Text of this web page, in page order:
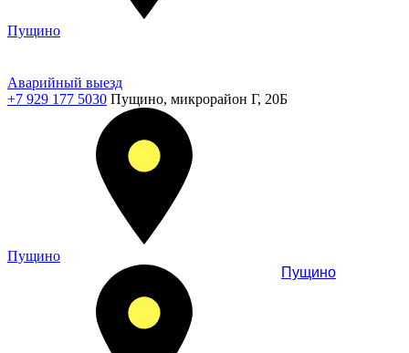
Пущино
Аварийный выезд
+7 929 177 5030 Пущино, микрорайон Г, 20Б
Пущино
Пущино